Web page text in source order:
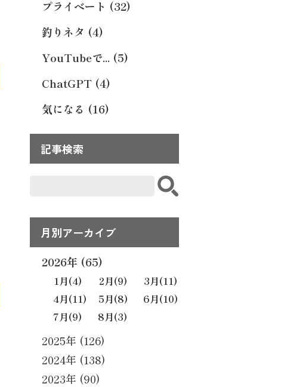
プライベート (32)
釣りネタ (4)
YouTubeで... (5)
ChatGPT (4)
気になる (16)
記事検索
月別アーカイブ
2026年 (65)
1月(4) 2月(9) 3月(11)
4月(11) 5月(8) 6月(10)
7月(9) 8月(3)
2025年 (126)
2024年 (138)
2023年 (90)